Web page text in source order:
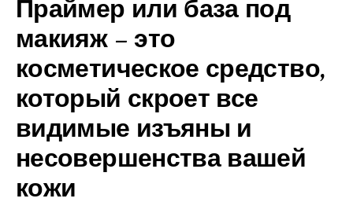
Праймер или база под
макияж – это
косметическое средство,
который скроет все
видимые изъяны и
несовершенства вашей
кожи